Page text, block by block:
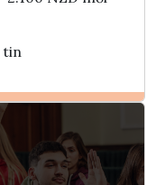
tin
vấn Interlink